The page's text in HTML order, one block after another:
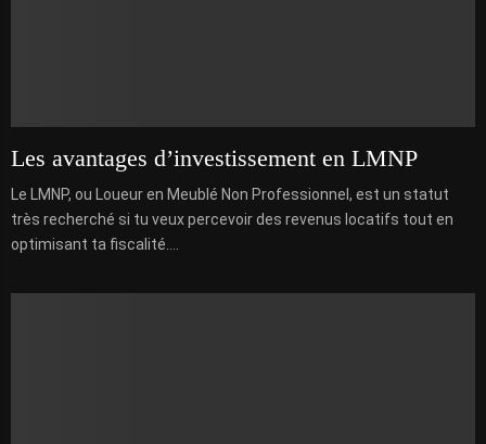
Les avantages d’investissement en LMNP
Le LMNP, ou Loueur en Meublé Non Professionnel, est un statut
très recherché si tu veux percevoir des revenus locatifs tout en
optimisant ta fiscalité....